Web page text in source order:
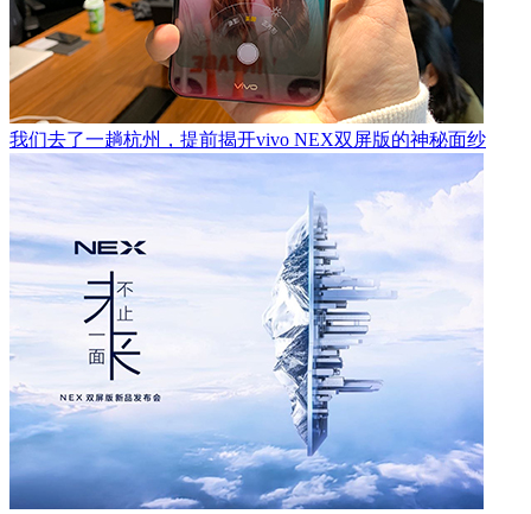
我们去了一趟杭州，提前揭开vivo NEX双屏版的神秘面纱